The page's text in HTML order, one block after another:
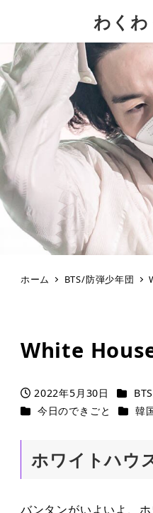
わく
ホーム BTS/防弾少年団
White
投稿日
2022年5月30日 カテゴ
カテゴリー
今日のできごと カテゴ
韓
ホワイトハウ
バンタンがいよいよ、